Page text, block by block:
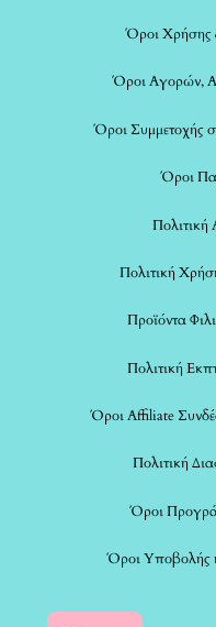
Όροι Χρήσης
Όροι Αγορών,
Όροι Συμμετοχής
Όροι
Πολιτική
Προϊόντα
Πολιτική
Όροι Affiliate
Πολιτική
Όροι
Όροι Υποβολής